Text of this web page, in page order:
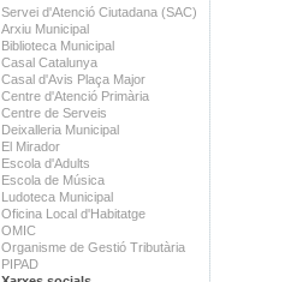
Servei d'Atenció Ciutadana (SAC)
Arxiu Municipal
Biblioteca Municipal
Casal Catalunya
Casal d'Avis Plaça Major
Centre d'Atenció Primària
Centre de Serveis
Deixalleria Municipal
El Mirador
Escola d'Adults
Escola de Música
Ludoteca Municipal
Oficina Local d'Habitatge
OMIC
Organisme de Gestió Tributària
PIPAD